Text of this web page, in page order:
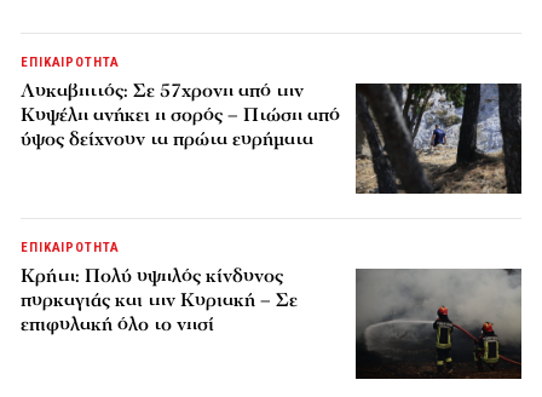
ΕΠΙΚΑΙΡΟΤΗΤΑ
Λυκαβηττός: Σε 57χρονη από την
Κυψέλη ανήκει η σορός – Πτώση από
ύψος δείχνουν τα πρώτα ευρήματα
ΕΠΙΚΑΙΡΟΤΗΤΑ
Κρήτη: Πολύ υψηλός κίνδυνος
πυρκαγιάς και την Κυριακή – Σε
επιφυλακή όλο το νησί